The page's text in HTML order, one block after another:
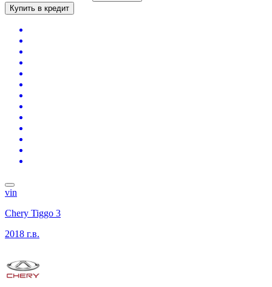
Купить в кредит
vin
Chery Tiggo 3
2018 г.в.